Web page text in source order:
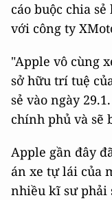
cáo buộc chia
với công ty
"Apple vô cùng
sở hữu trí tuệ
sẻ vào ngày
chính phủ và sẽ
Apple gần đây
án xe tự lái của
nhiều kĩ sư phải